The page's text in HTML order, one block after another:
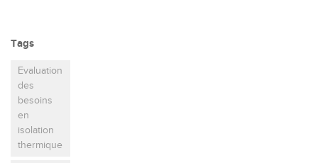
Tags
Evaluation
des
besoins
en
isolation
thermique